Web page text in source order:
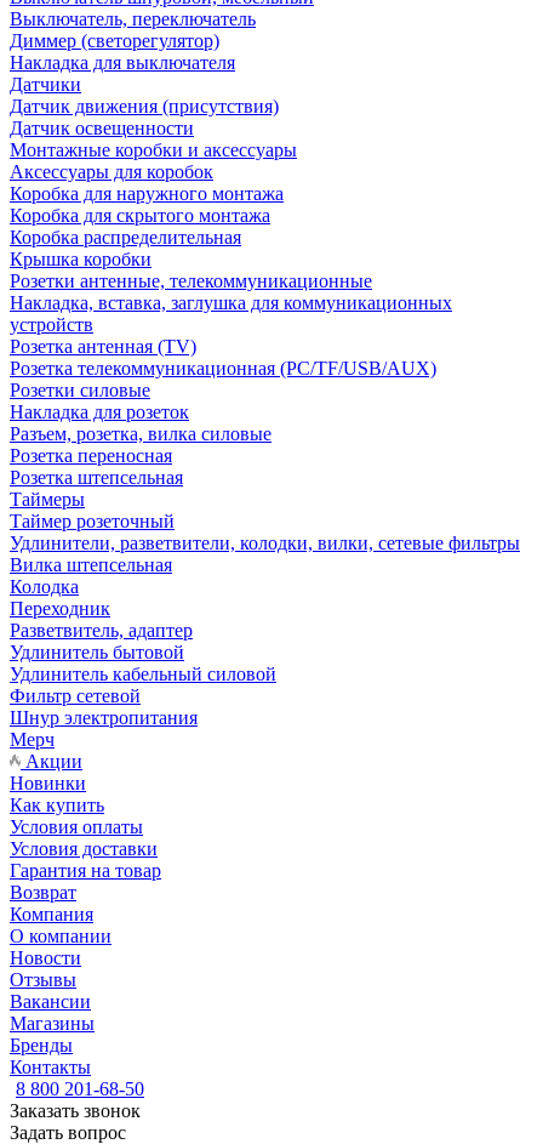
Выключатель, переключатель
Диммер (светорегулятор)
Накладка для выключателя
Датчики
Датчик движения (присутствия)
Датчик освещенности
Монтажные коробки и аксессуары
Аксессуары для коробок
Коробка для наружного монтажа
Коробка для скрытого монтажа
Коробка распределительная
Крышка коробки
Розетки антенные, телекоммуникационные
Накладка, вставка, заглушка для коммуникационных
устройств
Розетка антенная (TV)
Розетка телекоммуникационная (PC/TF/USB/AUX)
Розетки силовые
Накладка для розеток
Разъем, розетка, вилка силовые
Розетка переносная
Розетка штепсельная
Таймеры
Таймер розеточный
Удлинители, разветвители, колодки, вилки, сетевые фильтры
Вилка штепсельная
Колодка
Переходник
Разветвитель, адаптер
Удлинитель бытовой
Удлинитель кабельный силовой
Фильтр сетевой
Шнур электропитания
Мерч
Акции
Новинки
Как купить
Условия оплаты
Условия доставки
Гарантия на товар
Возврат
Компания
О компании
Новости
Отзывы
Вакансии
Магазины
Бренды
Контакты
8 800 201-68-50
Заказать звонок
Задать вопрос